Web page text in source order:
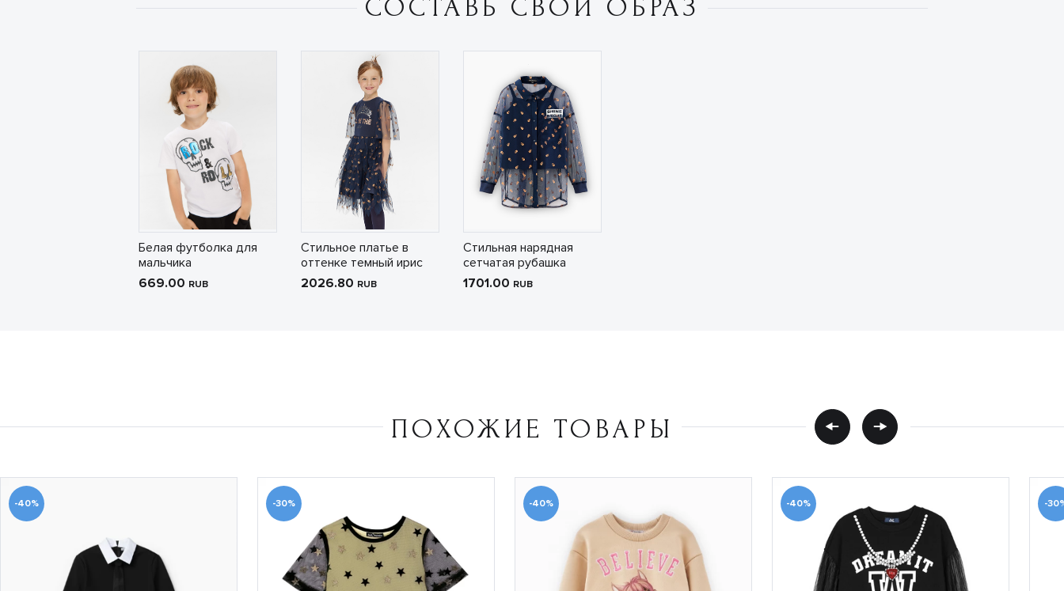
СОСТАВЬ СВОЙ ОБРАЗ
Белая футболка для
мальчика
669.00 RUB
Стильное платье в
оттенке темный ирис
2026.80 RUB
Стильная нарядная
сетчатая рубашка
1701.00 RUB
ПОХОЖИЕ ТОВАРЫ
-40% -30% -40% -40% -